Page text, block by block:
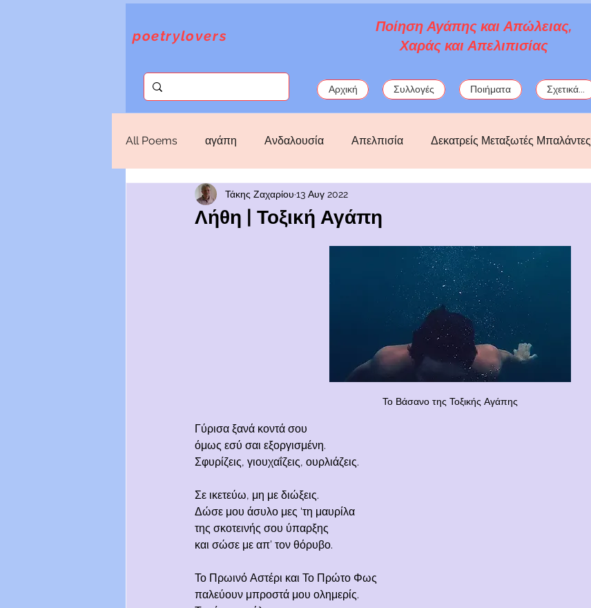
poetrylovers
Ποίηση Αγάπης και Απώλειας,
Χαράς και Απελιπισίας
Αρχική Συλλογές Ποιήματα Σχετικά...
All Poems αγάπη Ανδαλουσία Απελπισία Δεκατρείς Μεταξωτές Μπαλάντες
Επιλογές Θάνατος Θεός
Σαπφώ στοχασμοί
Λήθη | Τοξική Αγάπη
Τάκης Ζαχαρίου 13 Αυγ 2022
Το Βάσανο της Τοξικής Αγάπης
Γύρισα ξανά κοντά σου
όμως εσύ σαι εξοργισμένη.
Σφυρίζεις, γιουχαΐζεις, ουρλιάζεις.
Σε ικετεύω, μη με διώξεις.
Δώσε μου άσυλο μες ‘τη μαυρίλα
της σκοτεινής σου ύπαρξης
και σώσε με απ’ τον θόρυβο.
Το Πρωινό Αστέρι και Το Πρώτο Φως
παλεύουν μπροστά μου ολημερίς.